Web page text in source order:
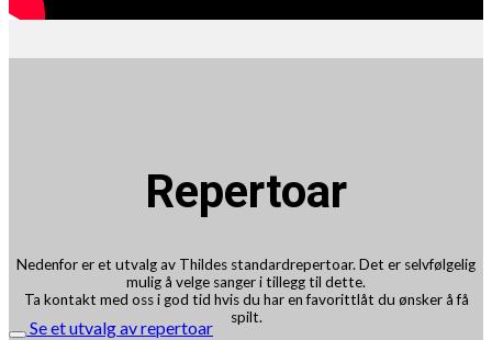
Repertoar
Nedenfor er et utvalg av Thildes standardrepertoar. Det er selvfølgelig
mulig å velge sanger i tillegg til dette.
Ta kontakt med oss i god tid hvis du har en favorittlåt du ønsker å få
spilt.
Se et utvalg av repertoar